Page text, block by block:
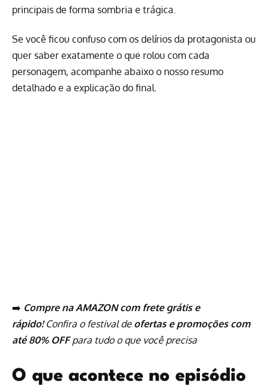
principais de forma sombria e trágica.
Se você ficou confuso com os delírios da protagonista ou
quer saber exatamente o que rolou com cada
personagem, acompanhe abaixo o nosso resumo
detalhado e a explicação do final.
➡️ Compre na AMAZON com frete grátis e
rápido!Confira o festival de ofertas e promoções com
até 80% OFFpara tudo o que você precisa
O que acontece no episódio